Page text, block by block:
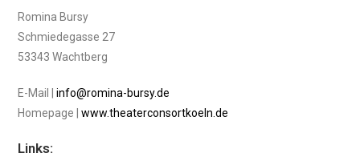
Romina Bursy
Schmiedegasse 27
53343 Wachtberg
E-Mail |info@romina-bursy.de
Homepage |www.theaterconsortkoeln.de
Links: